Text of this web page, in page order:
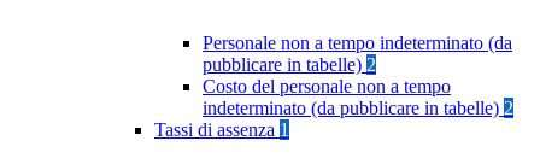
Personale non a tempo indeterminato (da
pubblicare in tabelle) 2
Costo del personale non a tempo
indeterminato (da pubblicare in tabelle) 2
Tassi di assenza 1